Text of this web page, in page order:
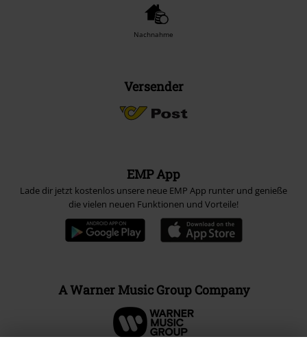
Nachnahme
Versender
EMP App
Lade dir jetzt kostenlos unsere neue EMP App runter und genieße
die vielen neuen Funktionen und Vorteile!
A Warner Music Group Company